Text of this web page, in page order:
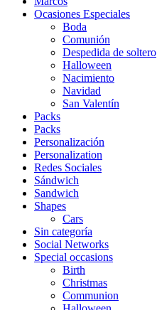
Ocasiones Especiales
Boda
Comunión
Despedida de soltero
Halloween
Nacimiento
Navidad
San Valentín
Packs
Packs
Personalización
Personalization
Redes Sociales
Sándwich
Sandwich
Shapes
Cars
Sin categoría
Social Networks
Special occasions
Birth
Christmas
Communion